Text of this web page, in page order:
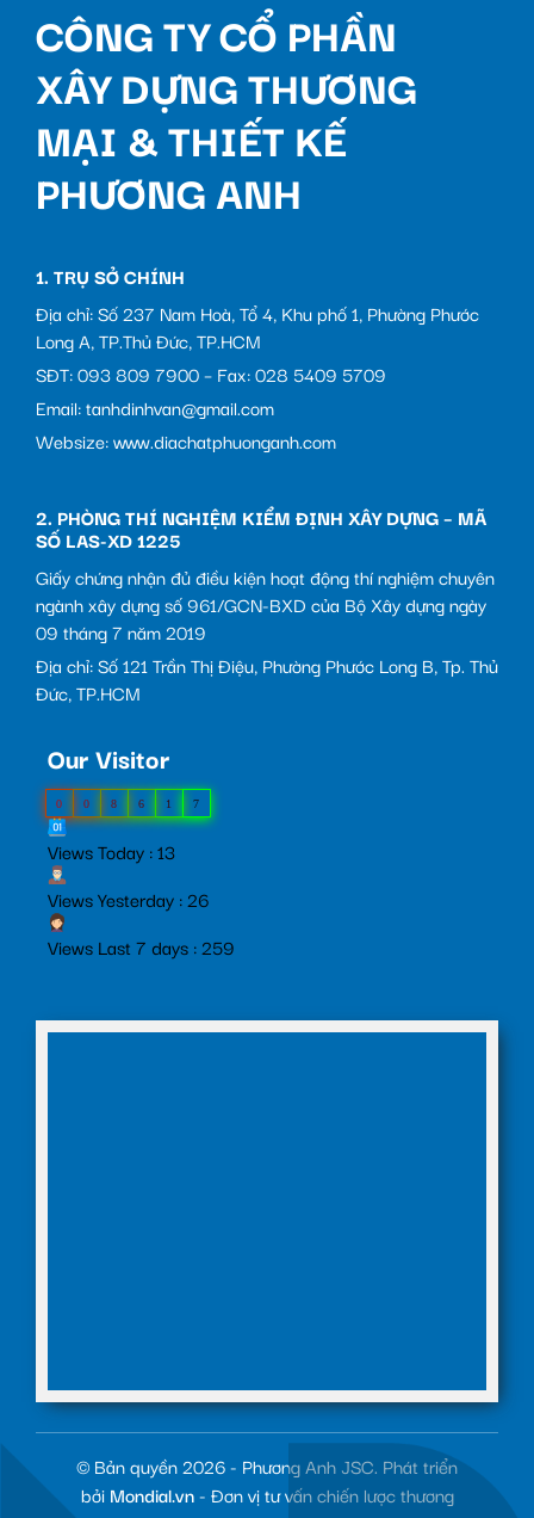
CÔNG TY CỔ PHẦN
XÂY DỰNG THƯƠNG
MẠI & THIẾT KẾ
PHƯƠNG ANH
1. TRỤ SỞ CHÍNH
Địa chỉ: Số 237 Nam Hoà, Tổ 4, Khu phố 1, Phường Phước
Long A, TP.Thủ Đức, TP.HCM
SĐT: 093 809 7900 – Fax: 028 5409 5709
Email: tanhdinhvan@gmail.com
Websize: www.diachatphuonganh.com
2. PHÒNG THÍ NGHIỆM KIỂM ĐỊNH XÂY DỰNG – MÃ
SỐ LAS-XD 1225
Giấy chứng nhận đủ điều kiện hoạt động thí nghiệm chuyên
ngành xây dựng số 961/GCN-BXD của Bộ Xây dựng ngày
09 tháng 7 năm 2019
Địa chỉ: Số 121 Trần Thị Điệu, Phường Phước Long B, Tp. Thủ
Đức, TP.HCM
Our Visitor
0 0 8 6 1 7
Views Today : 13
Views Yesterday : 26
Views Last 7 days : 259
© Bản quyền 2026 - Phương Anh JSC. Phát triển
bởi Mondial.vn- Đơn vị tư vấn chiến lược thương